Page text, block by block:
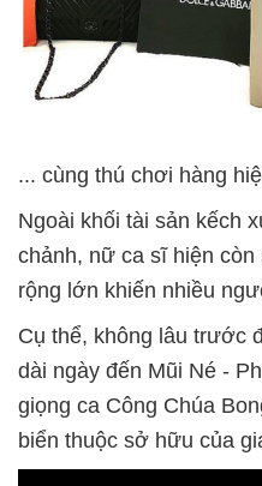
... cùng thú chơi hàng
Ngoài khối tài sản kếch
chảnh, nữ ca sĩ hiện
rộng lớn khiến nhiều
Cụ thể, không lâu trước
dài ngày đến Mũi Né -
giọng ca Công Chúa
biển thuộc sở hữu của